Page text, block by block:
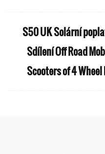
S50 UK Solární
Sdílení Off Road
Scooters of 4